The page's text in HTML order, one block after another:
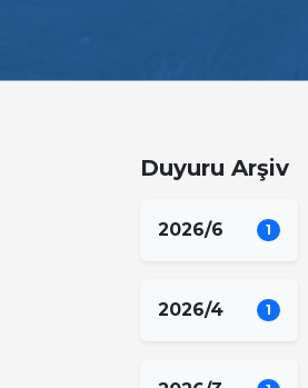
Duyuru Arşiv
2026/6 1
2026/4 1